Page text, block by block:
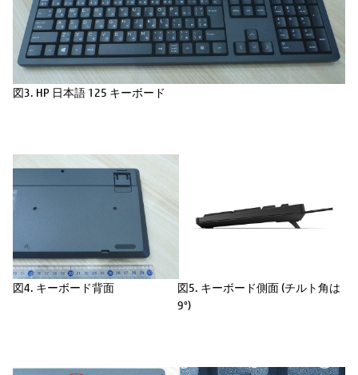
図3. HP 日本語 125 キーボード
図4. キーボード背面
図5. キーボード側面 (チルト角は
9°)